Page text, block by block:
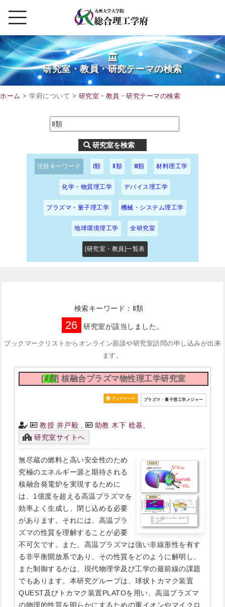
研究室・教員・研究テーマの検索
ホーム > 学府について > 研究室・教員・研究テーマの検索
注目キーワード I類 Ⅱ類 Ⅲ類 材料理工学
化学・物質理工学 デバイス理工学
プラズマ・量子理工学 機械・システム理工学
地球環境理工学 全研究室
[研究室・教員]一覧表
検索キーワード：Ⅱ類
26 研究室が該当しました。
ブックマークリストからオンライン面談や研究室訪問の申し込みが出来
ます。
[Ⅱ類] 核融合プラズマ物性理工学研究室
プラズマ・量子理工学メジャー
教授 井戸毅 助教 木下 稔基
研究室サイトへ
無尽蔵の燃料と高い安全性のため
究極のエネルギー源と期待される
核融合発電炉を実現するために
は、1億度を超える高温プラズマを
効率よく生成し、閉じ込める必要
があります。それには、高温プラ
ズマの性質を理解することが必要
不可欠です。また、高温プラズマは強い非線形性を有す
る非平衡開放系であり、その性質をどのように解明し、
また制御するかは、現代物理学及び工学の最前線の課題
でもあります。本研究グループは、球状トカマク装置
QUEST及びトカマク装置PLATOを用い、高温プラズマ
の物理的性質を明らかにするための重イオンやマイクロ